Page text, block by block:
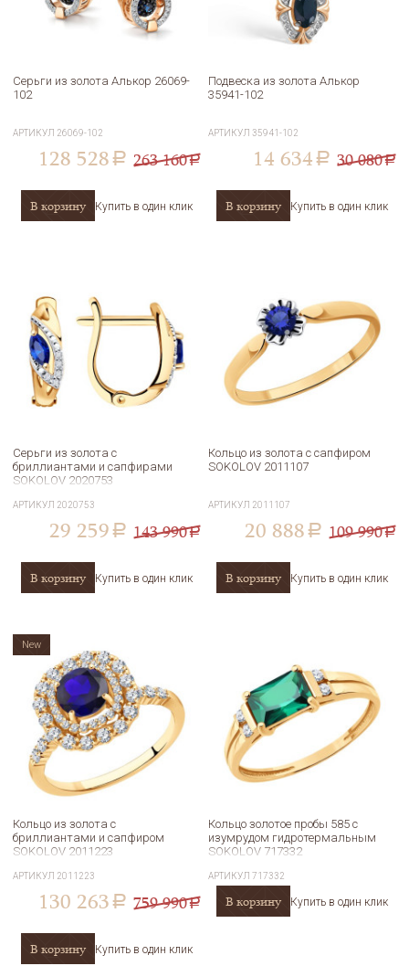
Серьги из золота Алькор 26069-
102
АРТИКУЛ 26069-102
128 528 a 263 160a
В корзину Купить в один клик
Подвеска из золота Алькор
35941-102
АРТИКУЛ 35941-102
14 634 a 30 080a
В корзину Купить в один клик
Серьги из золота с
бриллиантами и сапфирами
SOKOLOV 2020753
АРТИКУЛ 2020753
29 259 a 143 990a
В корзину Купить в один клик
Кольцо из золота с сапфиром
SOKOLOV 2011107
АРТИКУЛ 2011107
20 888 a 109 990a
В корзину Купить в один клик
Кольцо из золота с
бриллиантами и сапфиром
SOKOLOV 2011223
АРТИКУЛ 2011223
130 263 a 759 990a
В корзину Купить в один клик
New
Кольцо золотое пробы 585 с
изумрудом гидротермальным
SOKOLOV 717332
АРТИКУЛ717332
В корзину Купить в один клик